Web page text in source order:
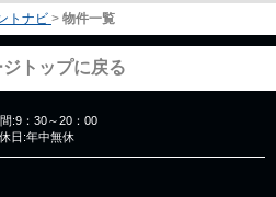
トナビ > 物件一覧
トップに戻る
:9：30～20：00
日:年中無休